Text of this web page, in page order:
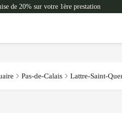
de 20% sur votre 1ère prestation
Pas-de-Calais Lattre-Saint-